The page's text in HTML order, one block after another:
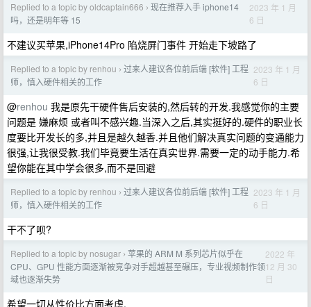
Replied to a topic by oldcaptain666 › 现在推荐入手 iphone14
吗，还是明年等 15
2023 年 1 月
6 日
不建议买苹果,iPhone14Pro 陷烧屏门事件 开始走下坡路了
Replied to a topic by renhou › 过来人建议各位前后端 [软件] 工程
师，慎入硬件相关的工作
2023 年 1 月
6 日
@renhou 我是原先干硬件售后安装的,然后转的开发.我感觉你的主要
问题是 嫌麻烦 或者叫不感兴趣.当深入之后,其实挺好的.硬件的职业长
度要比开发长的多,并且是越久越香.并且他们解决真实问题的变通能力
很强,让我很受教.我们毕竟要生活在真实世界.需要一定的动手能力.希
望你能在其中学会很多,而不是回避
Replied to a topic by renhou › 过来人建议各位前后端 [软件] 工程
师，慎入硬件相关的工作
2023 年 1 月
6 日
干不了呗?
Replied to a topic by nosugar › 苹果的 ARM M 系列芯片似乎在
CPU、GPU 性能方面逐渐被竞争对手超越甚至碾压，专业视频制作领
域也逐渐失势
2022 年
12 月 30
日
希望一切从性价比方面考虑.